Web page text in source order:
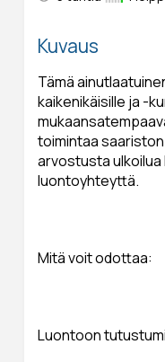
Kuvaus
Tämä
kaikenikäisille ja -
toimintaa
arvostusta
luontoyhteyttä.
Mitä voit odottaa:
Luontoon